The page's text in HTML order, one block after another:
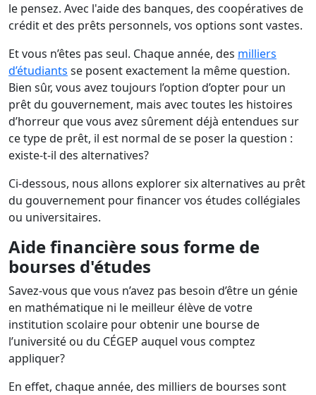
le pensez. Avec l'aide des banques, des coopératives de
crédit et des prêts personnels, vos options sont vastes.
Et vous n’êtes pas seul. Chaque année, des milliers
d’étudiants se posent exactement la même question.
Bien sûr, vous avez toujours l’option d’opter pour un
prêt du gouvernement, mais avec toutes les histoires
d’horreur que vous avez sûrement déjà entendues sur
ce type de prêt, il est normal de se poser la question :
existe-t-il des alternatives?
Ci-dessous, nous allons explorer six alternatives au prêt
du gouvernement pour financer vos études collégiales
ou universitaires.
Aide financière sous forme de
bourses d'études
Savez-vous que vous n’avez pas besoin d’être un génie
en mathématique ni le meilleur élève de votre
institution scolaire pour obtenir une bourse de
l’université ou du CÉGEP auquel vous comptez
appliquer?
En effet, chaque année, des milliers de bourses sont